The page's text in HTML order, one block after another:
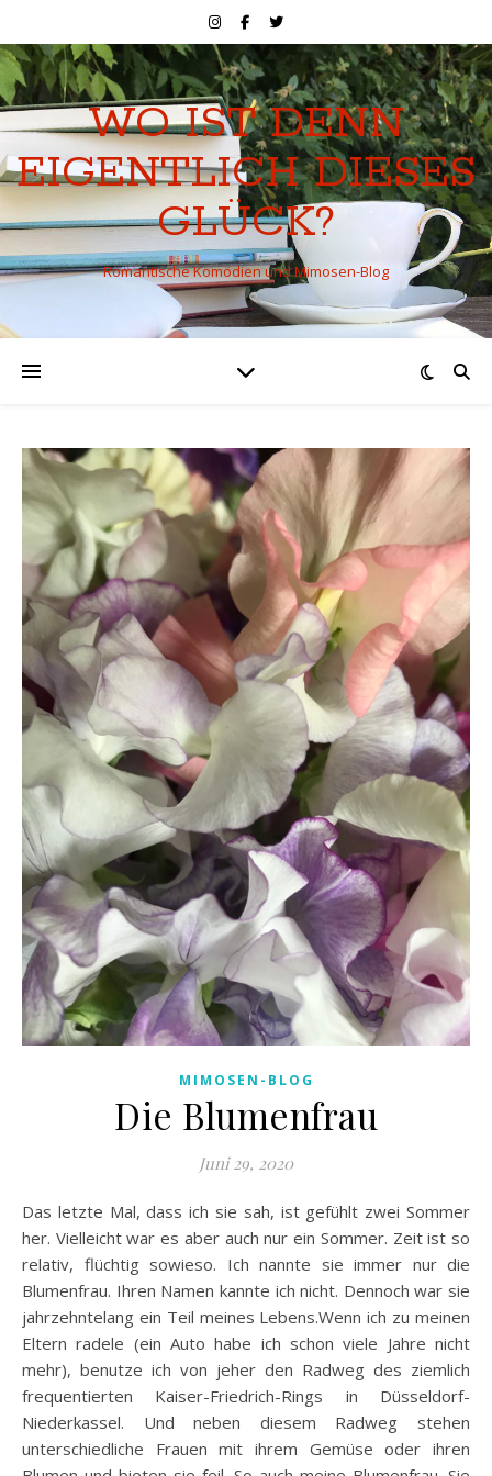
WO IST DENN
EIGENTLICH DIESES
GLÜCK?
Romantische Komödien und Mimosen-Blog
MIMOSEN-BLOG
Die Blumenfrau
Juni 29, 2020
Das letzte Mal, dass ich sie sah, ist gefühlt zwei Sommer
her. Vielleicht war es aber auch nur ein Sommer. Zeit ist so
relativ, flüchtig sowieso. Ich nannte sie immer nur die
Blumenfrau. Ihren Namen kannte ich nicht. Dennoch war sie
jahrzehntelang ein Teil meines Lebens.Wenn ich zu meinen
Eltern radele (ein Auto habe ich schon viele Jahre nicht
mehr), benutze ich von jeher den Radweg des ziemlich
frequentierten Kaiser-Friedrich-Rings in Düsseldorf-
Niederkassel. Und neben diesem Radweg stehen
unterschiedliche Frauen mit ihrem Gemüse oder ihren